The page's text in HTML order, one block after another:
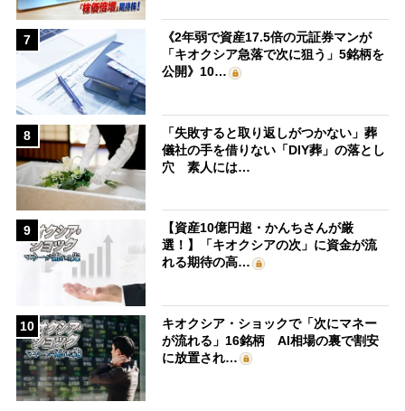
7
《2年弱で資産17.5倍の元証券マンが
「キオクシア急落で次に狙う」5銘柄を
公開》10…
8
「失敗すると取り返しがつかない」葬
儀社の手を借りない「DIY葬」の落とし
穴 素人には…
9
【資産10億円超・かんちさんが厳
選！】「キオクシアの次」に資金が流
れる期待の高…
10
キオクシア・ショックで「次にマネー
が流れる」16銘柄 AI相場の裏で割安
に放置され…